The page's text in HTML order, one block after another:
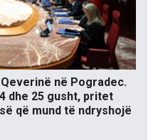
në Pogradec.
dhe 25 gusht, pritet
që mund të ndryshojë